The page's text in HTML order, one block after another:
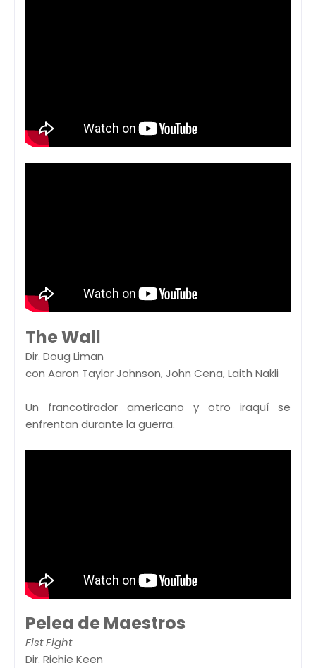
The Wall
Dir. Doug Liman
con Aaron Taylor Johnson, John Cena, Laith Nakli
Un francotirador americano y otro iraquí se
enfrentan durante la guerra.
Pelea de Maestros
Fist Fight
Dir. Richie Keen